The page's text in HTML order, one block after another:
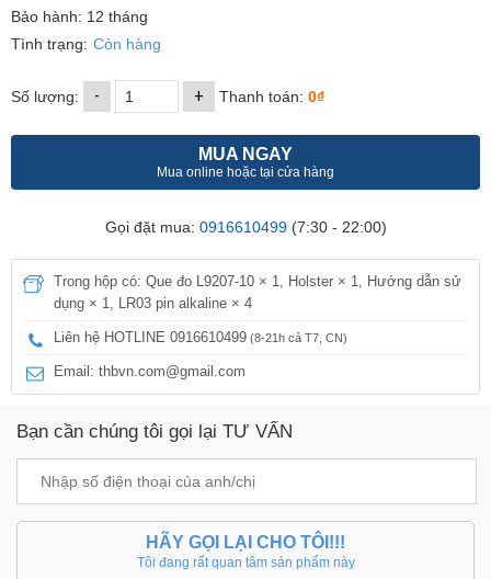
Bảo hành: 12 tháng
Tình trạng: Còn hàng
Số lượng: - + Thanh toán: 0₫
MUA NGAY
Mua online hoặc tại cửa hàng
Gọi đặt mua: 0916610499(7:30 - 22:00)
Trong hộp có: Que đo L9207-10 × 1, Holster × 1, Hướng dẫn sử
dụng × 1, LR03 pin alkaline × 4
Liên hệ HOTLINE 0916610499 (8-21h cả T7, CN)
Email: thbvn.com@gmail.com
Bạn cần chúng tôi gọi lại TƯ VẤN
HÃY GỌI LẠI CHO TÔI!!!
Tôi đang rất quan tâm sản phẩm này